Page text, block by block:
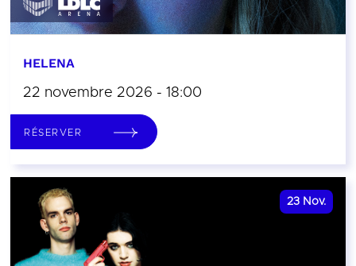
HELENA
22 novembre 2026 - 18:00
RÉSERVER
23 Nov.